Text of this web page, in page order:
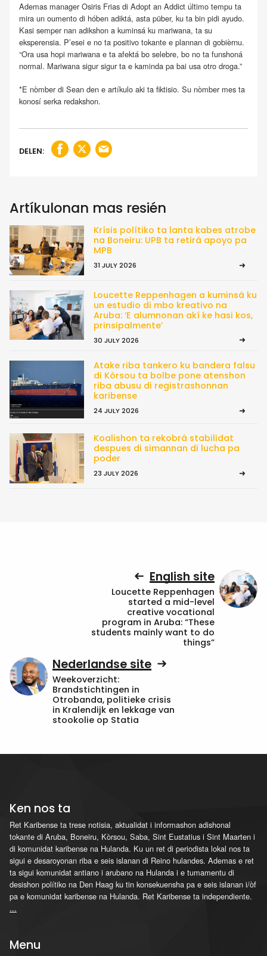
Ademas manager Osiris Frias di Adopt an Addict último tempu ta
mira un oumento di hóben adiktá, asta püber, ku ta bin pidi ayudo.
Kasi semper nan adikshon a kuminsá ku mariwana, ta su
eksperensia. P’esei e no ta positivo tokante e plannan di gobièrnu.
“Ora usa hopi mariwana e ta afektá bo selebre, bo no ta funshoná
normal. Mariwana sigur sigur ta e kaminda pa bai usa otro droga.”
*E nòmber di Sean den e artíkulo aki ta fiktisio. Su nòmber mes ta
konosí serka redakshon.
DELEN:
Artíkulonan mas resién
Krísis polítiko ta lanta kabes atrobe
na Boneiru: UPB ta retirá apoyo pa
MPB
31 JULY 2026
Loucette Reppenhagen a kuminsá ku
un estudio di mbo kreativo na
Aruba: ‘E alumnonan akí ke hasi kos,
prinsipalmente’
30 JULY 2026
Atake riba tankero ku bandera falsu
di Kòrsou ta bolbe pone atenshon
riba abusu di registrashonnan
karibense
24 JULY 2026
Koalishon ta rekobrá stabilidat
despues di simannan di lucha pa
poder
23 JULY 2026
English site
Loucette Reppenhagen
started a mid-level
creative vocational
program in Aruba: “These
students mainly want to do
things”
Nederlandse site
Weekoverzicht:
Brandstichtingen in
Otrobanda, politieke crisis
in Kralendijk en lekkage van
stookolie op Statia
Ken nos ta
Ret Karibense ta trese notisia, aktualidat i informashon adishonal
tokante di Aruba, Boneiru, Kòrsou, Saba, Sint Eustatius i Sint Maarten i
di komunidat karibense na Hulanda. Ku un ret di periodista lokal nos ta
sigui e desaroyonan riba e seis islanan di Reino hulandes. Ademas e ret
ta sigui komunidat antiano i arubano na Hulanda i e tumamentu di
desishon polítiko na Den Haag ku tin konsekuensha pa e seis islanan i/òf
pa e komunidat karibense na Hulanda. Ret Karibense ta independiente.
...
Menu